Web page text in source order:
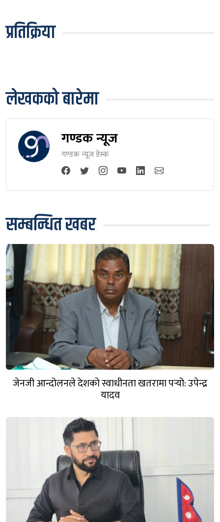
प्रतिक्रिया
लेखकको बारेमा
गण्डक न्यूज
गण्डक न्यूज डेस्क
सम्बन्धित खबर
जेनजी आन्दोलनले देशको स्वाधीनता खतरामा पर्‍यो: उपेन्द्र
यादव